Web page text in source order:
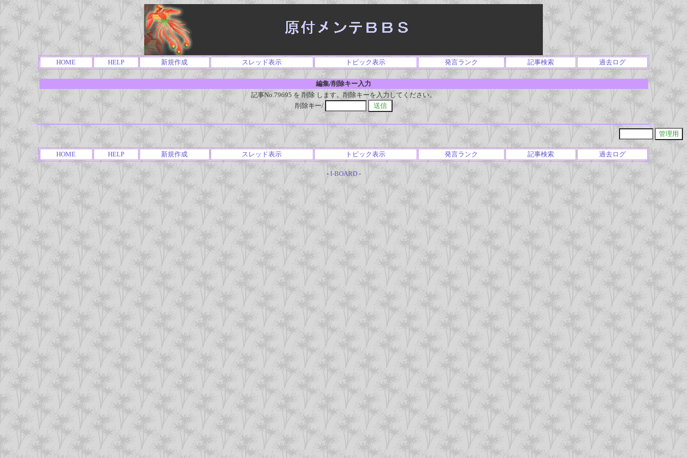
HOME HELP 新規作成 スレッド表示 トピック表示 発言ランク 記事検索 過去ログ
編集/削除キー入力
記事No.79695 を 削除 します。削除キーを入力してください。
削除キー/
HOME HELP 新規作成 スレッド表示 トピック表示 発言ランク 記事検索 過去ログ
- I-BOARD-